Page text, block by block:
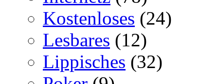
Kostenloses (24)
Lesbares (12)
Lippisches (32)